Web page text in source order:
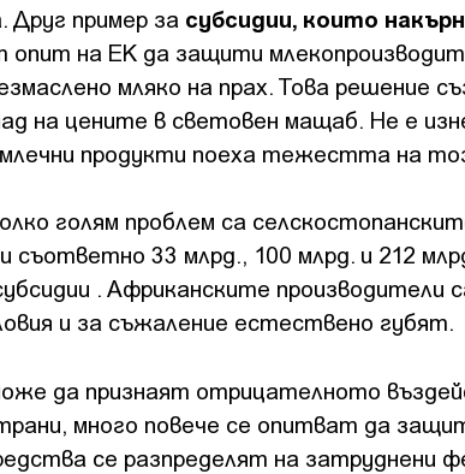
Друг пример за субсидии, които
на ЕК да защити
мляко на прах. Това решение
на цените в световен мащаб. Не е
продукти поеха тежестта на
голям проблем са
съответно 33 млрд., 100 млрд. и 212
. Африканските производители
и за съжаление естествено губят.
да признаят отрицателното
много повече се опитват да
се разпределят на затруднени